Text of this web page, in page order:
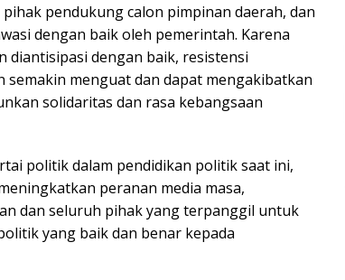
pendukung calon pimpinan daerah, dan
dengan baik oleh pemerintah. Karena
diantisipasi dengan baik, resistensi
semakin menguat dan dapat mengakibatkan
solidaritas dan rasa kebangsaan
politik dalam pendidikan politik saat ini,
peranan media masa,
dan seluruh pihak yang terpanggil untuk
yang baik dan benar kepada